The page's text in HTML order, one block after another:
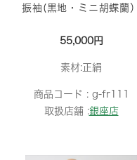
振袖(黒地・ミニ胡蝶蘭）
55,000円
素材:正絹
商品コード : g-fr111
取扱店舗 :銀座店